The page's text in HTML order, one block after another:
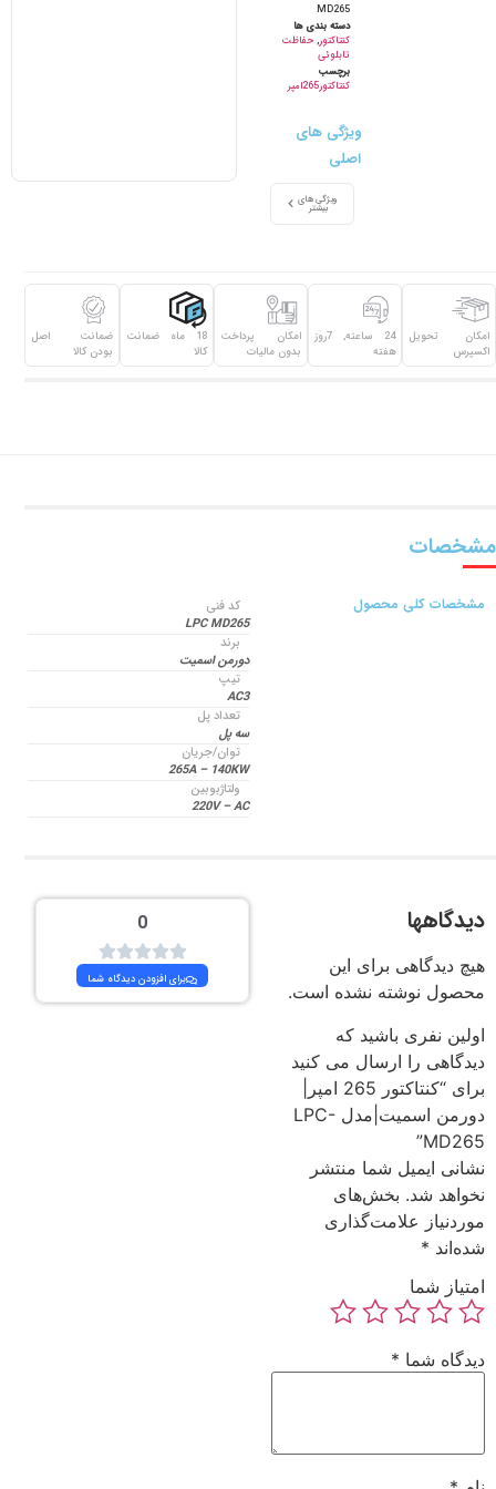
MD265
دسته بندی ها
کنتاکتور, حفاظت
تابلوئی
برچسب
کنتاکتور265امپر
ویژگی های
اصلی
ویژگی های
بیشتر
امکان تحویل
اکسپرس
24 ساعته, 7روز
هفته
امکان پرداخت
بدون مالیات
18 ماه ضمانت
کالا
ضمانت اصل
بودن کالا
مشخصات
مشخصات کلی محصول
کد فنی
LPC MD265
برند
دورمن اسمیت
تیپ
AC3
تعداد پل
سه پل
توان/جریان
265A – 140KW
ولتاژبوبین
220V – AC
دیدگاهها
هیچ دیدگاهی برای این
محصول نوشته نشده است.
اولین نفری باشید که
دیدگاهی را ارسال می کنید
برای “کنتاکتور 265 امپر|
دورمن اسمیت|مدل LPC-
MD265”
نشانی ایمیل شما منتشر
نخواهد شد. بخش‌های
موردنیاز علامت‌گذاری
شده‌اند *
امتیاز شما
دیدگاه شما *
0
برای افزودن دیدگاه شما